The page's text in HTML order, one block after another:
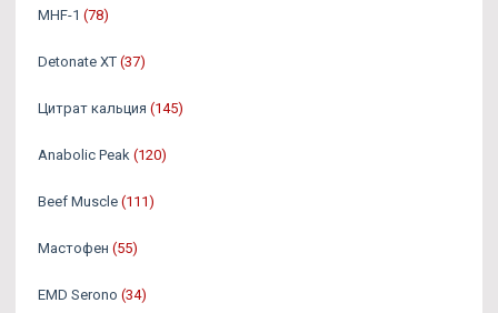
MHF-1 (78)
Detonate XT (37)
Цитрат кальция (145)
Anabolic Peak (120)
Beef Muscle (111)
Мастофен (55)
EMD Serono (34)